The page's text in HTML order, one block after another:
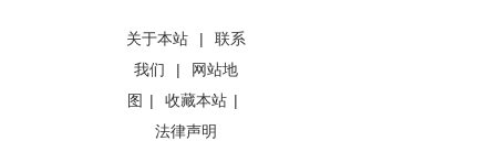
关于本站 |
联系
我们
|
网站地
图 | 收藏本站 |
法律声明